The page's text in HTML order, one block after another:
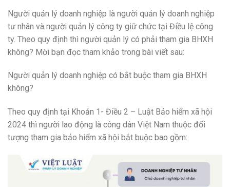
Người quản lý doanh nghiệp là người quản lý doanh nghiệp
tư nhân và người quản lý công ty giữ chức tại Điều lệ công
ty. Theo quy định thì người quản lý có phải tham gia BHXH
không? Mời bạn đọc tham khảo trong bài viết sau:
Người quản lý doanh nghiệp có bắt buộc tham gia BHXH
không?
Theo quy định tại Khoản 1- Điều 2 – Luật Bảo hiểm xã hội
2024 thì người lao động là công dân Việt Nam thuộc đối
tượng tham gia bảo hiểm xã hội bắt buộc bao gồm: